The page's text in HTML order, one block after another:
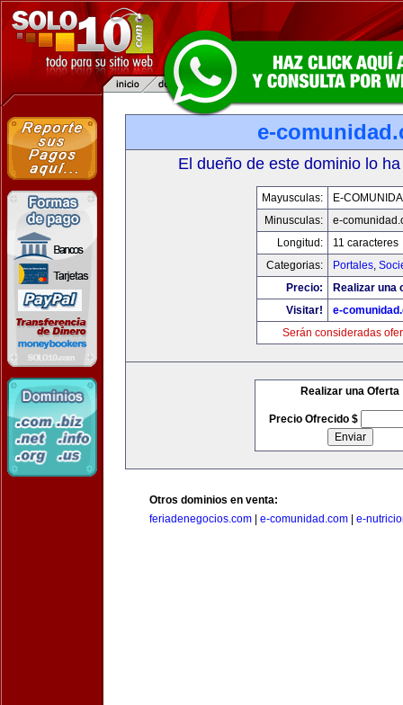
e-
El dueño de este dominio lo
Mayusculas:
E-
Minusculas:
e-
Longitud:
11 caracteres
Categorias:
Portales,
Precio:
Realizar una
Visitar!
e-
Serán consideradas
Realizar una Oferta
Precio Ofrecido $
Otros dominios en venta:
feriadenegocios.com
e-comunidad.com e-